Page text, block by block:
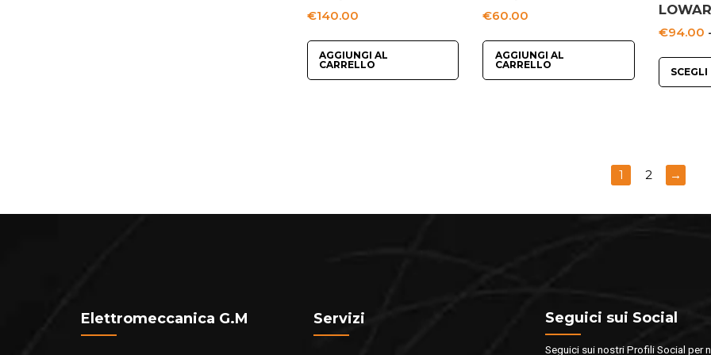
€140.00
AGGIUNGI AL
CARRELLO
€60.00
AGGIUNGI AL
CARRELLO
€94.00 -
SCEGLI
1 2 →
Elettromeccanica G.M Servizi Seguici sui Social
Seguici sui nostri Profili Social per